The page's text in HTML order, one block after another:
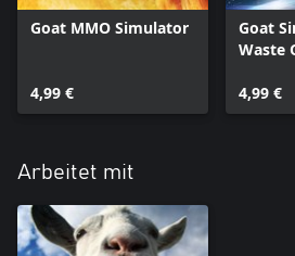
Goat MMO Simulator
4,99 €
Goat
Waste
4,99 €
Arbeitet mit